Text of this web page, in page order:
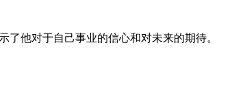
他对于自己事业的信心和对未来的期待。